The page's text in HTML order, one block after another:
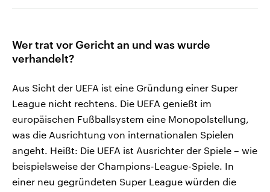
Wer trat vor Gericht an und was wurde
verhandelt?
Aus Sicht der UEFA ist eine Gründung einer Super
League nicht rechtens. Die UEFA genießt im
europäischen Fußballsystem eine Monopolstellung,
was die Ausrichtung von internationalen Spielen
angeht. Heißt: Die UEFA ist Ausrichter der Spiele – wie
beispielsweise der Champions-League-Spiele. In
einer neu gegründeten Super League würden die